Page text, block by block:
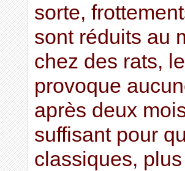
sorte,
sont réduits au
chez des rats,
provoque
après deux
suffisant pour
classiques,